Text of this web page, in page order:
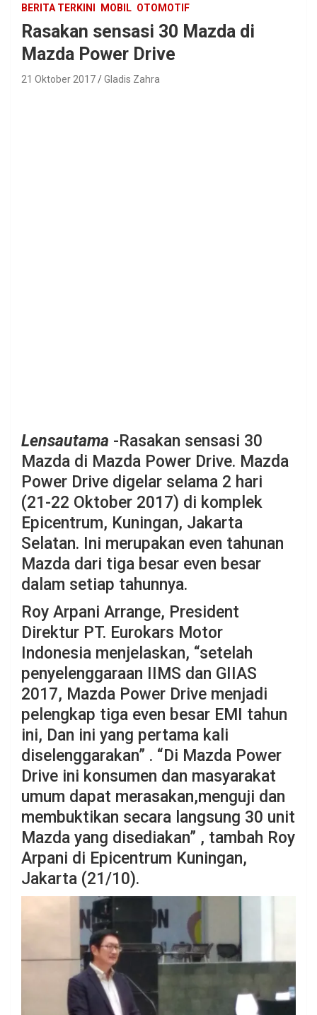
BERITA TERKINI MOBIL OTOMOTIF
Rasakan sensasi 30 Mazda di
Mazda Power Drive
21 Oktober 2017 Gladis Zahra
Lensautama -Rasakan sensasi 30
Mazda di Mazda Power Drive. Mazda
Power Drive digelar selama 2 hari
(21-22 Oktober 2017) di komplek
Epicentrum, Kuningan, Jakarta
Selatan. Ini merupakan even tahunan
Mazda dari tiga besar even besar
dalam setiap tahunnya.
Roy Arpani Arrange, President
Direktur PT. Eurokars Motor
Indonesia menjelaskan, “setelah
penyelenggaraan IIMS dan GIIAS
2017, Mazda Power Drive menjadi
pelengkap tiga even besar EMI tahun
ini, Dan ini yang pertama kali
diselenggarakan” . “Di Mazda Power
Drive ini konsumen dan masyarakat
umum dapat merasakan,menguji dan
membuktikan secara langsung 30 unit
Mazda yang disediakan” , tambah Roy
Arpani di Epicentrum Kuningan,
Jakarta (21/10).